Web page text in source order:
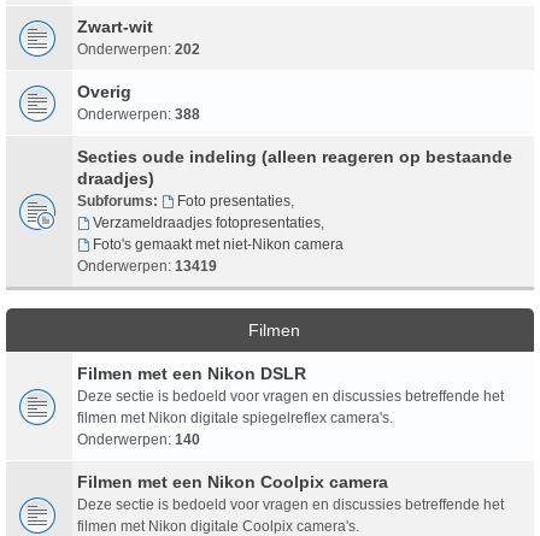
Zwart-wit
Onderwerpen: 202
Overig
Onderwerpen: 388
Secties oude indeling (alleen reageren op bestaande
draadjes)
Subforums: Foto presentaties,
Verzameldraadjes fotopresentaties,
Foto's gemaakt met niet-Nikon camera
Onderwerpen: 13419
Filmen
Filmen met een Nikon DSLR
Deze sectie is bedoeld voor vragen en discussies betreffende het
filmen met Nikon digitale spiegelreflex camera's.
Onderwerpen: 140
Filmen met een Nikon Coolpix camera
Deze sectie is bedoeld voor vragen en discussies betreffende het
filmen met Nikon digitale Coolpix camera's.